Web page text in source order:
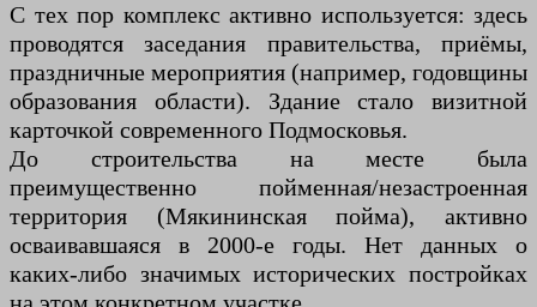
С тех пор комплекс активно используется: здесь
проводятся заседания правительства, приёмы,
праздничные мероприятия (например, годовщины
образования области). Здание стало визитной
карточкой современного Подмосковья.
До строительства на месте была
преимущественно пойменная/незастроенная
территория (Мякининская пойма), активно
осваивавшаяся в 2000-е годы. Нет данных о
каких-либо значимых исторических постройках